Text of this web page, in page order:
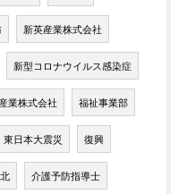
新英産業株式会社
新型コロナウイルス感染症
業株式会社 福祉事業部
東日本大震災 復興
介護予防指導士